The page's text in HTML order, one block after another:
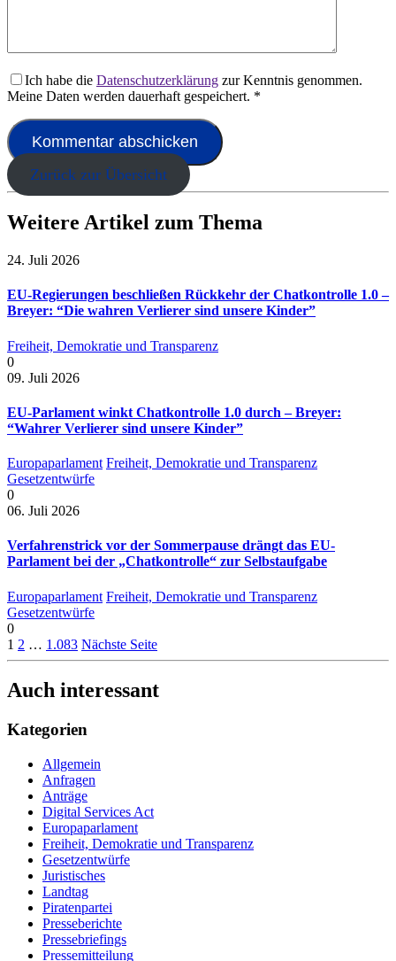
Ich habe die Datenschutzerklärung zur Kenntnis genommen.
Meine Daten werden dauerhaft gespeichert. *
Zurück zur Übersicht
Weitere Artikel zum Thema
24. Juli 2026
EU-Regierungen beschließen Rückkehr der Chatkontrolle 1.0 –
Breyer: “Die wahren Verlierer sind unsere Kinder”
Freiheit, Demokratie und Transparenz
0
09. Juli 2026
EU-Parlament winkt Chatkontrolle 1.0 durch – Breyer:
“Wahrer Verlierer sind unsere Kinder”
Europaparlament Freiheit, Demokratie und Transparenz
Gesetzentwürfe
0
06. Juli 2026
Verfahrenstrick vor der Sommerpause drängt das EU-
Parlament bei der „Chatkontrolle“ zur Selbstaufgabe
Europaparlament Freiheit, Demokratie und Transparenz
Gesetzentwürfe
0
1 2 … 1.083 Nächste Seite
Auch interessant
Kategorien
Allgemein
Anfragen
Anträge
Digital Services Act
Europaparlament
Freiheit, Demokratie und Transparenz
Gesetzentwürfe
Juristisches
Landtag
Piratenpartei
Presseberichte
Pressebriefings
Pressemitteilung